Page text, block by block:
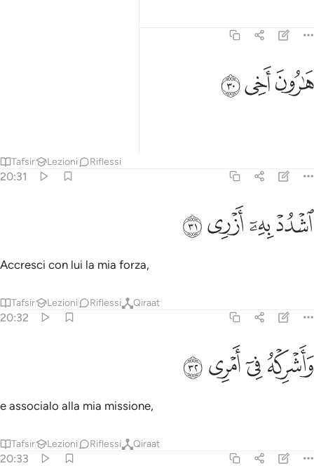
هارون اخي ٣٠
هَـٰرُونَ أَخِى ٣٠
ﲾﲿﳀ
Tafsir Lezioni Riflessi
20:31
اشدد به ازري ٣١
ٱشْدُدْ بِهِۦٓ أَزْرِى ٣١
ﳁﳂﳃﳄ
Accresci con lui la mia forza,
Tafsir Lezioni Riflessi Qiraat
20:32
واشركه في امري ٣٢
وَأَشْرِكْهُ فِىٓ أَمْرِى ٣٢
ﳅﳆﳇﳈ
e associalo alla mia missione,
Tafsir Lezioni Riflessi Qiraat
20:33